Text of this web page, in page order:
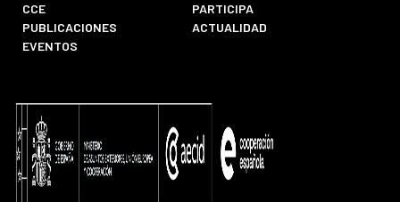
CCE
PARTICIPA
PUBLICACIONES
ACTUALIDAD
EVENTOS